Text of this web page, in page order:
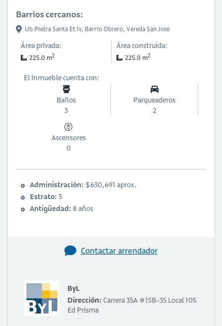
Barrios cercanos:
Ub Pietra Santa Et Iv, Barrio Obrero, Vereda San Jose
Área privada:
225.0 m2
Área construida:
225.0 m2
El inmueble cuenta con:
Baños
3
Parqueaderos
2
Ascensores
0
Administración: $630,691 aprox.
Estrato: 3
Antigüedad: 8 años
Contactar arrendador
ByL
Dirección: Carrera 35A #15B-35 Local 105
Ed Prisma